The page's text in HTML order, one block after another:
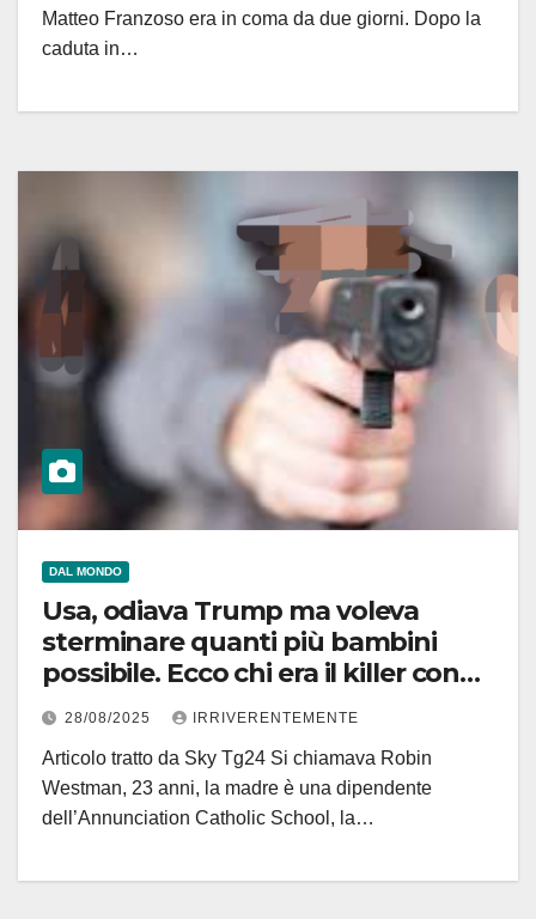
Matteo Franzoso era in coma da due giorni. Dopo la
caduta in…
DAL MONDO
Usa, odiava Trump ma voleva
sterminare quanti più bambini
possibile. Ecco chi era il killer con
la… passione per le stragi
28/08/2025 IRRIVERENTEMENTE
Articolo tratto da Sky Tg24 Si chiamava Robin
Westman, 23 anni, la madre è una dipendente
dell’Annunciation Catholic School, la…